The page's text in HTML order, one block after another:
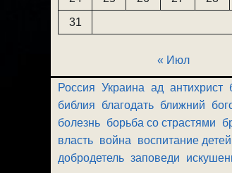
31
« Июл
Россия Украина ад антихрист
библия
благодать ближний
болезнь борьба со страстями
власть война воспитание детей
добродетель заповеди